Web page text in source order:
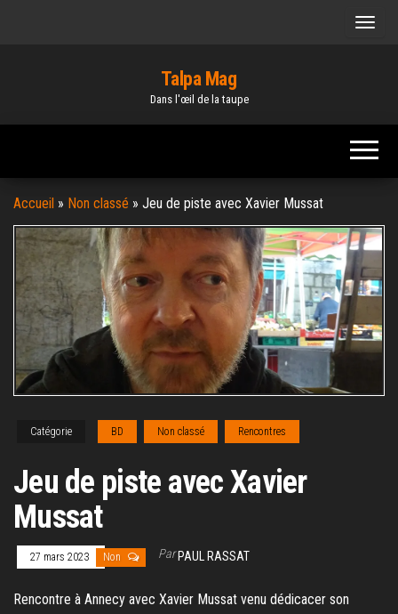
Talpa Mag
Dans l'œil de la taupe
Accueil » Non classé » Jeu de piste avec Xavier Mussat
Catégorie BD Non classé Rencontres
Jeu de piste avec Xavier
Mussat
27 mars 2023 Non ParPAUL RASSAT
Rencontre à Annecy avec Xavier Mussat venu dédicacer son